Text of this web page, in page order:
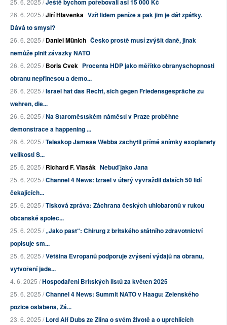
25. 6. 2025 /Ještě bychom pořebovali asi 15 000 Kč
26. 6. 2025 /Jiří Hlavenka Vzít lidem peníze a pak jim je dát zpátky.
Dává to smysl?
26. 6. 2025 /Daniel Münich Česko prostě musí zvýšit daně, jinak
nemůže plnit závazky NATO
26. 6. 2025 /Boris Cvek Procenta HDP jako měřítko obranyschopnosti
obranu nepřinesou a demo...
26. 6. 2025 /Israel hat das Recht, sich gegen Friedensgespräche zu
wehren, die...
26. 6. 2025 /Na Staroměstském náměstí v Praze proběhne
demonstrace a happening ...
26. 6. 2025 /Teleskop Jamese Webba zachytil přímé snímky exoplanety
velikosti S...
25. 6. 2025 /Richard F. Vlasák Nebuď jako Jana
25. 6. 2025 /Channel 4 News: Izrael v úterý vyvraždil dalších 50 lidí
čekajících...
25. 6. 2025 /Tisková zpráva: Záchrana českých uhlobaronů v rukou
občanské společ...
25. 6. 2025 /„Jako past“: Chirurg z britského státního zdravotnictví
popisuje sm...
25. 6. 2025 /Většina Evropanů podporuje zvýšení výdajů na obranu,
vytvoření jade...
4. 6. 2025 /Hospodaření Britských listů za květen 2025
25. 6. 2025 /Channel 4 News: Summit NATO v Haagu: Zelenského
pozice oslabena, Zá...
23. 6. 2025 /Lord Alf Dubs ze Zlína o svém životě a o uprchlících